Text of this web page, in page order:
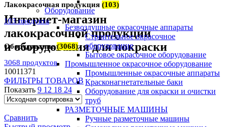
Интернет-магазин
лакокрасочной продукции
и оборудования для покраски
Оборудование
Безвоздушные окрасочные аппараты
Строительное окрасочное
оборудование
Бытовое окрасочное оборудование
Промышленное окрасочное оборудование
Промышленные окрасочные аппараты
Красконагнетательные баки
Оборудование для окраски и очистки
труб
РАЗМЕТОЧНЫЕ МАШИНЫ
Ручные разметочные машины
Лакокрасочная продукция (103)
103 продукта
Оборудование(3068)
3068 продуктов
10011371
ФИЛЬТРЫ ТОВАРОВ
Показать 9 12 18 24
Сравнить